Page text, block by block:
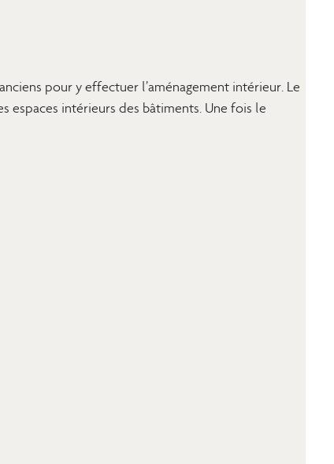
pour y effectuer l’aménagement intérieur. Le
espaces intérieurs des bâtiments. Une fois le